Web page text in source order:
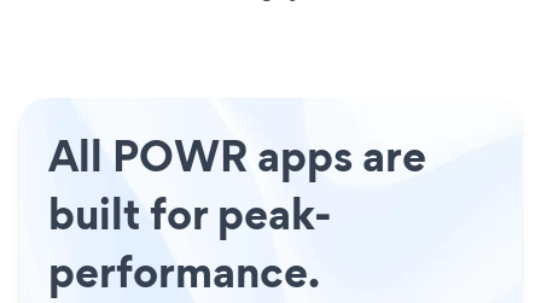
All POWR apps are
built for peak-
performance.